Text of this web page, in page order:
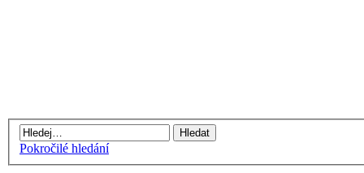
Pokročilé hledání